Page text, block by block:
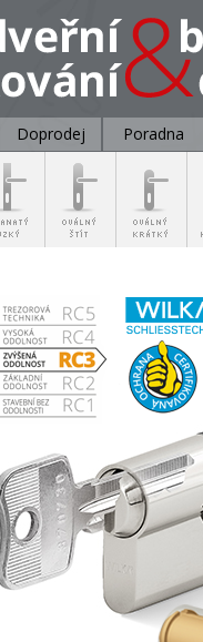
Doprodej Poradna